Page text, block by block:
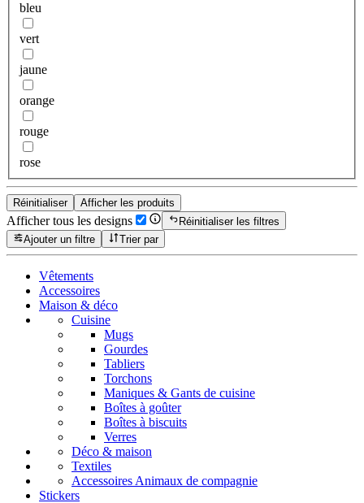
bleu
vert
jaune
orange
rouge
rose
Réinitialiser Afficher les produits
Afficher tous les designs
Réinitialiser les filtres
Ajouter un filtre
Trier par
Vêtements
Accessoires
Maison & déco
Cuisine
Mugs
Gourdes
Tabliers
Torchons
Maniques & Gants de cuisine
Boîtes à goûter
Boîtes à biscuits
Verres
Déco & maison
Textiles
Accessoires Animaux de compagnie
Stickers